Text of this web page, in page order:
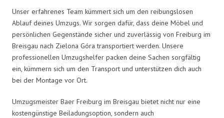
Unser erfahrenes Team kümmert sich um den reibungslosen
Ablauf deines Umzugs. Wir sorgen dafür, dass deine Möbel und
persönlichen Gegenstände sicher und zuverlässig von Freiburg im
Breisgau nach Zielona Góra transportiert werden. Unsere
professionellen Umzugshelfer packen deine Sachen sorgfältig
ein, kümmern sich um den Transport und unterstützen dich auch
bei der Montage vor Ort.
Umzugsmeister Baer Freiburg im Breisgau bietet nicht nur eine
kostengünstige Beiladungsoption, sondern auch